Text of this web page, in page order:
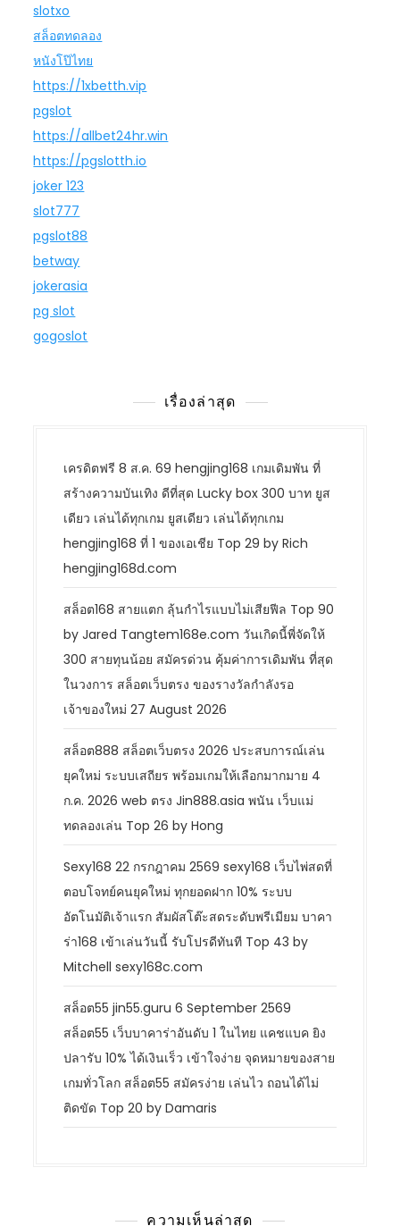
slotxo
สล็อตทดลอง
หนังโป๊ไทย
https://1xbetth.vip
pgslot
https://allbet24hr.win
https://pgslotth.io
joker 123
slot777
pgslot88
betway
jokerasia
pg slot
gogoslot
เรื่องล่าสุด
เครดิตฟรี 8 ส.ค. 69 hengjing168 เกมเดิมพัน ที่
สร้างความบันเทิง ดีที่สุด Lucky box 300 บาท ยูส
เดียว เล่นได้ทุกเกม ยูสเดียว เล่นได้ทุกเกม
hengjing168 ที่ 1 ของเอเชีย Top 29 by Rich
hengjing168d.com
สล็อต168 สายแตก ลุ้นกำไรแบบไม่เสียฟีล Top 90
by Jared Tangtem168e.com วันเกิดนี้พี่จัดให้
300 สายทุนน้อย สมัครด่วน คุ้มค่าการเดิมพัน ที่สุด
ในวงการ สล็อตเว็บตรง ของรางวัลกำลังรอ
เจ้าของใหม่ 27 August 2026
สล็อต888 สล็อตเว็บตรง 2026 ประสบการณ์เล่น
ยุคใหม่ ระบบเสถียร พร้อมเกมให้เลือกมากมาย 4
ก.ค. 2026 web ตรง Jin888.asia พนัน เว็บแม่
ทดลองเล่น Top 26 by Hong
Sexy168 22 กรกฎาคม 2569 sexy168 เว็บไพ่สดที่
ตอบโจทย์คนยุคใหม่ ทุกยอดฝาก 10% ระบบ
อัตโนมัติเจ้าแรก สัมผัสโต๊ะสดระดับพรีเมียม บาคา
ร่า168 เข้าเล่นวันนี้ รับโปรดีทันที Top 43 by
Mitchell sexy168c.com
สล็อต55 jin55.guru 6 September 2569
สล็อต55 เว็บบาคาร่าอันดับ 1 ในไทย แคชแบค ยิง
ปลารับ 10% ได้เงินเร็ว เข้าใจง่าย จุดหมายของสาย
เกมทั่วโลก สล็อต55 สมัครง่าย เล่นไว ถอนได้ไม่
ติดขัด Top 20 by Damaris
ความเห็นล่าสุด